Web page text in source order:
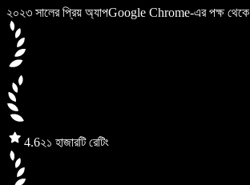
২০২৩ সালের প্রিয় অ্যাপGoogle Chrome-এর পক্ষ থেকে
4.6২১ হাজারটি রেটিং